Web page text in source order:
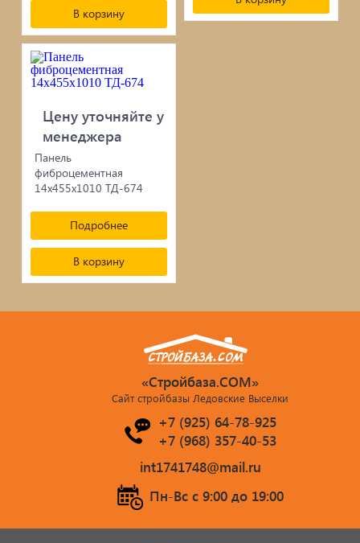
В корзину
Цену уточняйте у
менеджера
Панель
фиброцементная
14х455х1010 ТД-674
Подробнее
В корзину
«Стройбаза.COM»
Сайт стройбазы Ледовские Выселки
+7 (925) 64-78-925
+7 (968) 357-40-53
int1741748@mail.ru
Пн-Вс c 9:00 до 19:00